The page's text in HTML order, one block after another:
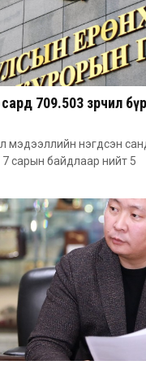
709.503 зөрчил
мэдээллийн нэгдсэн
сарын байдлаар нийт 5